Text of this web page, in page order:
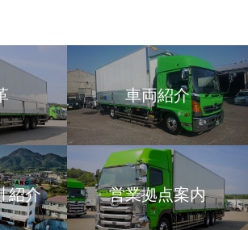
車両紹介
紹介 営業拠点案内